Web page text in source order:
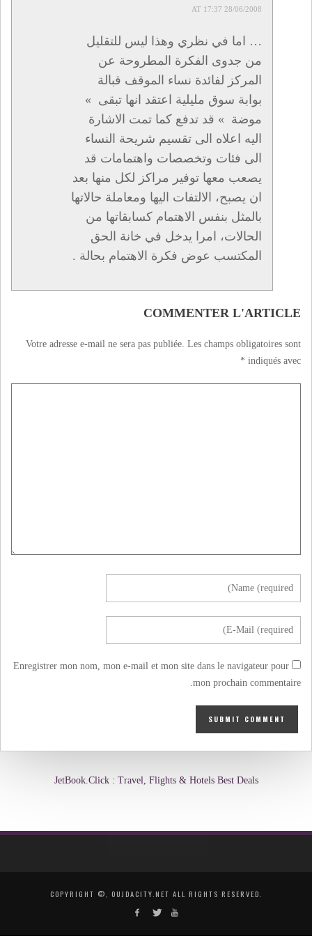
28/06/2008 AT 17:37
… اما في نظري وهذا ليس للتقليل
من جدوى الفكرة المطروحة عن
المركز لفائدة نساء الموقف قبالة
بوابة سوق مليلية اعتقد انها تبقى »
موضة » قد تدفع كما تمت الاشارة
اليه اعلاه الى تقسيم شريحة النساء
الى فئات وتخصصات واهتمامات قد
يصعب معها توفير مراكز لكل منها بعد
ان يصبح، الالتفات اليها ومعاملة حالاتها
بالمثل بنفس الاهتمام كسابقاتها من
الحالات، امرا يدخل في خانة الحق
المكتسب عوض فكرة الاهتمام بحالة .
COMMENTER L'ARTICLE
Votre adresse e-mail ne sera pas publiée. Les champs obligatoires sont
indiqués avec
*
Enregistrer mon nom, mon e-mail et mon site dans le navigateur pour
mon prochain commentaire.
JetBook.Click : Travel, Flights & Hotels Best Deals
COPYRIGHT ©, OUJDACITY.NET ALL RIGHTS RESERVED.